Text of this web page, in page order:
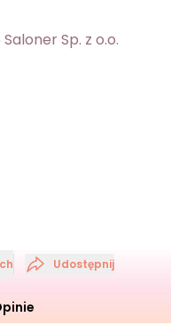
Sp. z o.o.
Udostępnij